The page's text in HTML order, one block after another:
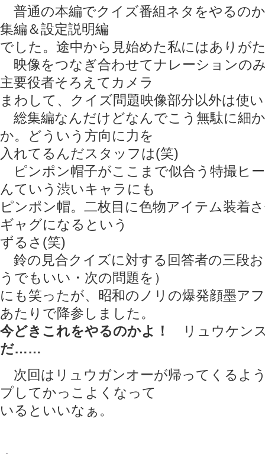
普通の本編でクイズ番組ネタをやるの
集編＆設定説明編
でした。途中から見始めた私にはありが
映像をつなぎ合わせてナレーションの
主要役者そろえてカメラ
まわして、クイズ問題映像部分以外は使
総集編なんだけどなんでこう無駄に細
か。どういう方向に力を
入れてるんだスタッフは(笑)
ピンポン帽子がここまで似合う特撮ヒ
んていう渋いキャラにも
ピンポン帽。二枚目に色物アイテム装着
ギャグになるという
ずるさ(笑)
鈴の見合クイズに対する回答者の三段
うでもいい・次の問題を）
にも笑ったが、昭和のノリの爆発顔墨ア
あたりで降参しました。
今どきこれをやるのかよ！
リュウケン
だ……
次回はリュウガンオーが帰ってくるよ
プしてかっこよくなって
いるといいなぁ。